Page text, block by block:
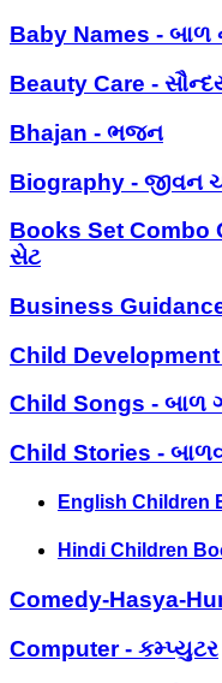
Baby Names - બાળ
Beauty Care -
Bhajan - ભજન
Biography - જીવન
Books Set Combo
સેટ
Business
Child Development
Child Songs - બાળ
Child Stories -
English Children
Hindi Children
Comedy-Hasya-
Computer - કમ્પ્યુટર